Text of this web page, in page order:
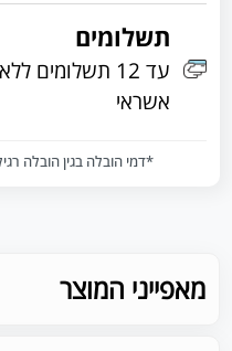
תשלומים
עד 12
אשראי
*דמי הובלה בגין הובלה רגילה בסך 120 ש”ח
מאפייני המוצר